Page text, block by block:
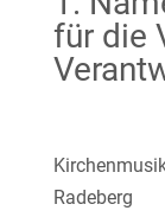
für die
Radeberg